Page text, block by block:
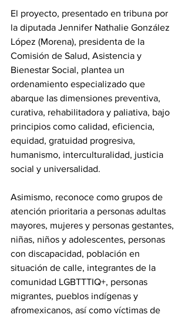
El proyecto, presentado en tribuna por
la diputada Jennifer Nathalie González
López (Morena), presidenta de la
Comisión de Salud, Asistencia y
Bienestar Social, plantea un
ordenamiento especializado que
abarque las dimensiones preventiva,
curativa, rehabilitadora y paliativa, bajo
principios como calidad, eficiencia,
equidad, gratuidad progresiva,
humanismo, interculturalidad, justicia
social y universalidad.
Asimismo, reconoce como grupos de
atención prioritaria a personas adultas
mayores, mujeres y personas gestantes,
niñas, niños y adolescentes, personas
con discapacidad, población en
situación de calle, integrantes de la
comunidad LGBTTTIQ+, personas
migrantes, pueblos indígenas y
afromexicanos, así como víctimas de